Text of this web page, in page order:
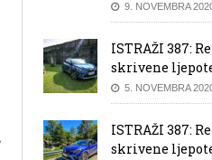
9. NOVEMBRA
ISTRAŽI 387:
skrivene
5. NOVEMBRA
ISTRAŽI 387:
skrivene